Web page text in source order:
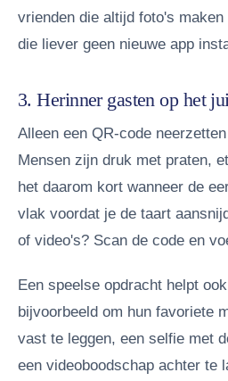
vrienden die altijd foto's
die liever geen nieuwe app
3. Herinner gasten op het
Alleen een QR-code
Mensen zijn druk met praten,
het daarom kort wanneer de
vlak voordat je de taart
of video's? Scan de code en
Een speelse opdracht helpt
bijvoorbeeld om hun favoriete
vast te leggen, een selfie met
een videoboodschap achter te